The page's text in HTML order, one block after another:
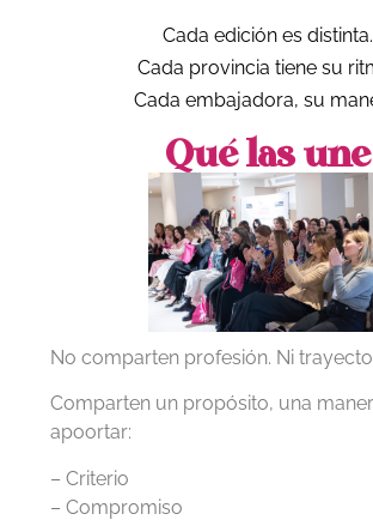
Cada edición es distinta.
Cada provincia tiene su
Cada embajadora, su
Qué las une
No comparten profesión. Ni
Comparten un propósito, una
apoortar:
– Criterio
– Compromiso